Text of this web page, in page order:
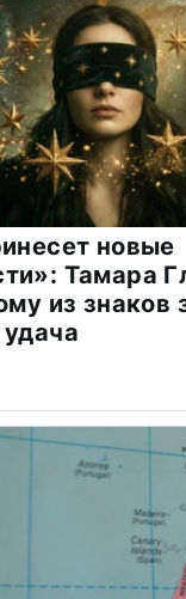
новые
Тамара
из знаков